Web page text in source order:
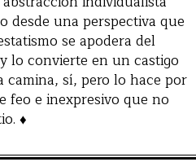
desde una perspectiva que
se apodera del
lo convierte en un castigo
camina, sí, pero lo hace por
feo e inexpresivo que no
♦